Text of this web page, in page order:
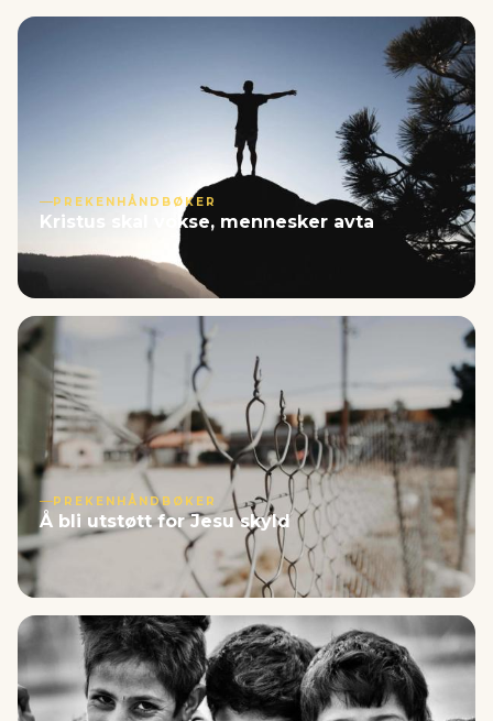
PREKENHÅNDBØKER
Kristus skal vokse, mennesker avta
PREKENHÅNDBØKER
Å bli utstøtt for Jesu skyld